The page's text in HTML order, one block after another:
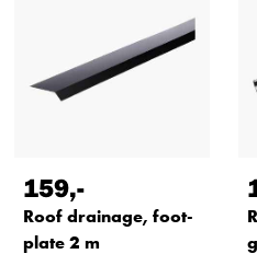
159,-
Roof drainage, foot-
plate 2 m